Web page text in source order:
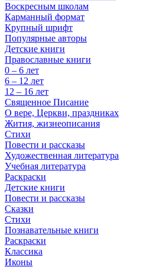
Воскресным школам
Карманный формат
Крупный шрифт
Популярные авторы
Детские книги
Православные книги
0 – 6 лет
6 – 12 лет
12 – 16 лет
Священное Писание
О вере, Церкви, праздниках
Жития, жизнеописания
Стихи
Повести и рассказы
Художественная литература
Учебная литература
Раскраски
Детские книги
Повести и рассказы
Сказки
Стихи
Познавательные книги
Раскраски
Классика
Иконы